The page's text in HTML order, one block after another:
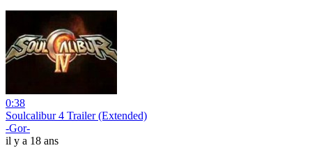
0:38
Soulcalibur 4 Trailer (Extended)
-Gor-
il y a 18 ans